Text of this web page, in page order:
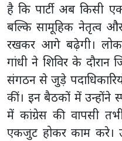
है कि पार्टी अब किसी
बल्कि सामूहिक नेतृत्व
रखकर आगे बढ़ेगी।
गांधी ने शिविर के दौरान
संगठन से जुड़े
कीं। इन बैठकों में उन्होंने
में कांग्रेस की वापसी
एकजुट होकर काम